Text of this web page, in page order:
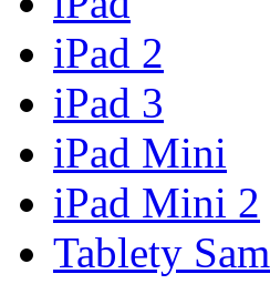
iPad 2
iPad 3
iPad Mini
iPad Mini 2
Tablety